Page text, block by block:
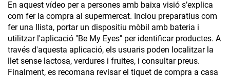
En aquest vídeo per a persones amb baixa visió s’explica
com fer la compra al supermercat. Inclou preparatius com
fer una llista, portar un dispositiu mòbil amb bateria i
utilitzar l'aplicació "Be My Eyes" per identificar productes. A
través d'aquesta aplicació, els usuaris poden localitzar la
llet sense lactosa, verdures i fruites, i consultar preus.
Finalment, es recomana revisar el tiquet de compra a casa